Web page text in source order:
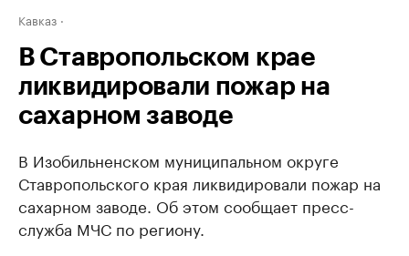
Кавказ
В Ставропольском крае
ликвидировали пожар на
сахарном заводе
В Изобильненском муниципальном округе
Ставропольского края ликвидировали пожар на
сахарном заводе. Об этом сообщает пресс-
служба МЧС по региону.